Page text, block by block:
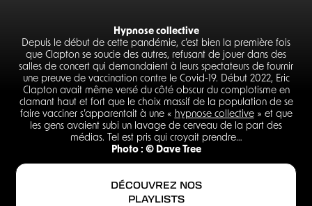
Hypnose collective
Depuis le début de cette pandémie, c’est bien la première fois
que Clapton se soucie des autres, refusant de jouer dans des
salles de concert qui demandaient à leurs spectateurs de fournir
une preuve de vaccination contre le Covid-19. Début 2022, Eric
Clapton avait même versé du côté obscur du complotisme en
clamant haut et fort que le choix massif de la population de se
faire vacciner s’apparentait à une « hypnose collective» et que
les gens avaient subi un lavage de cerveau de la part des
médias. Tel est pris qui croyait prendre…
Photo : © Dave Tree
DÉCOUVREZ NOS
PLAYLISTS